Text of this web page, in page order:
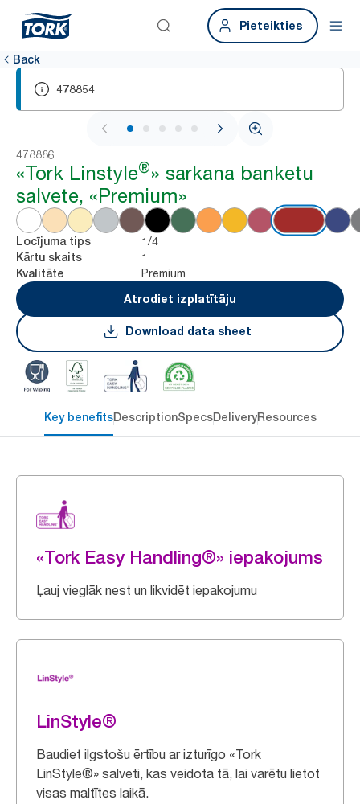
Pieteikties
Back
478854
1 / 5
478886
«Tork Linstyle®» sarkana banketu
salvete, «Premium»
Locījuma tips 1/4
Kārtu skaits 1
Kvalitāte
Premium
Atrodiet izplatītāju
Download data sheet
Key benefitsDescriptionSpecsDeliveryResources
«Tork Easy Handling®» iepakojums
Ļauj vieglāk nest un likvidēt iepakojumu
LinStyle®
Baudiet ilgstošu ērtību ar izturīgo «Tork
LinStyle®» salveti, kas veidota tā, lai varētu lietot
visas maltītes laikā.